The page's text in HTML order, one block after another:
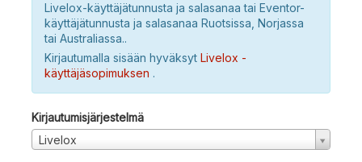
Livelox-käyttäjätunnusta ja salasanaa tai Eventor-
käyttäjätunnusta ja salasanaa Ruotsissa, Norjassa
tai Australiassa..
Kirjautumalla sisään hyväksyt Livelox -
käyttäjäsopimuksen .
Kirjautumisjärjestelmä
Livelox